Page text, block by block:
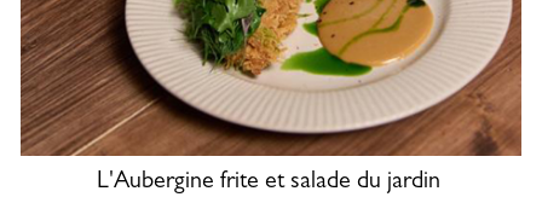
L'Aubergine frite et salade du jardin